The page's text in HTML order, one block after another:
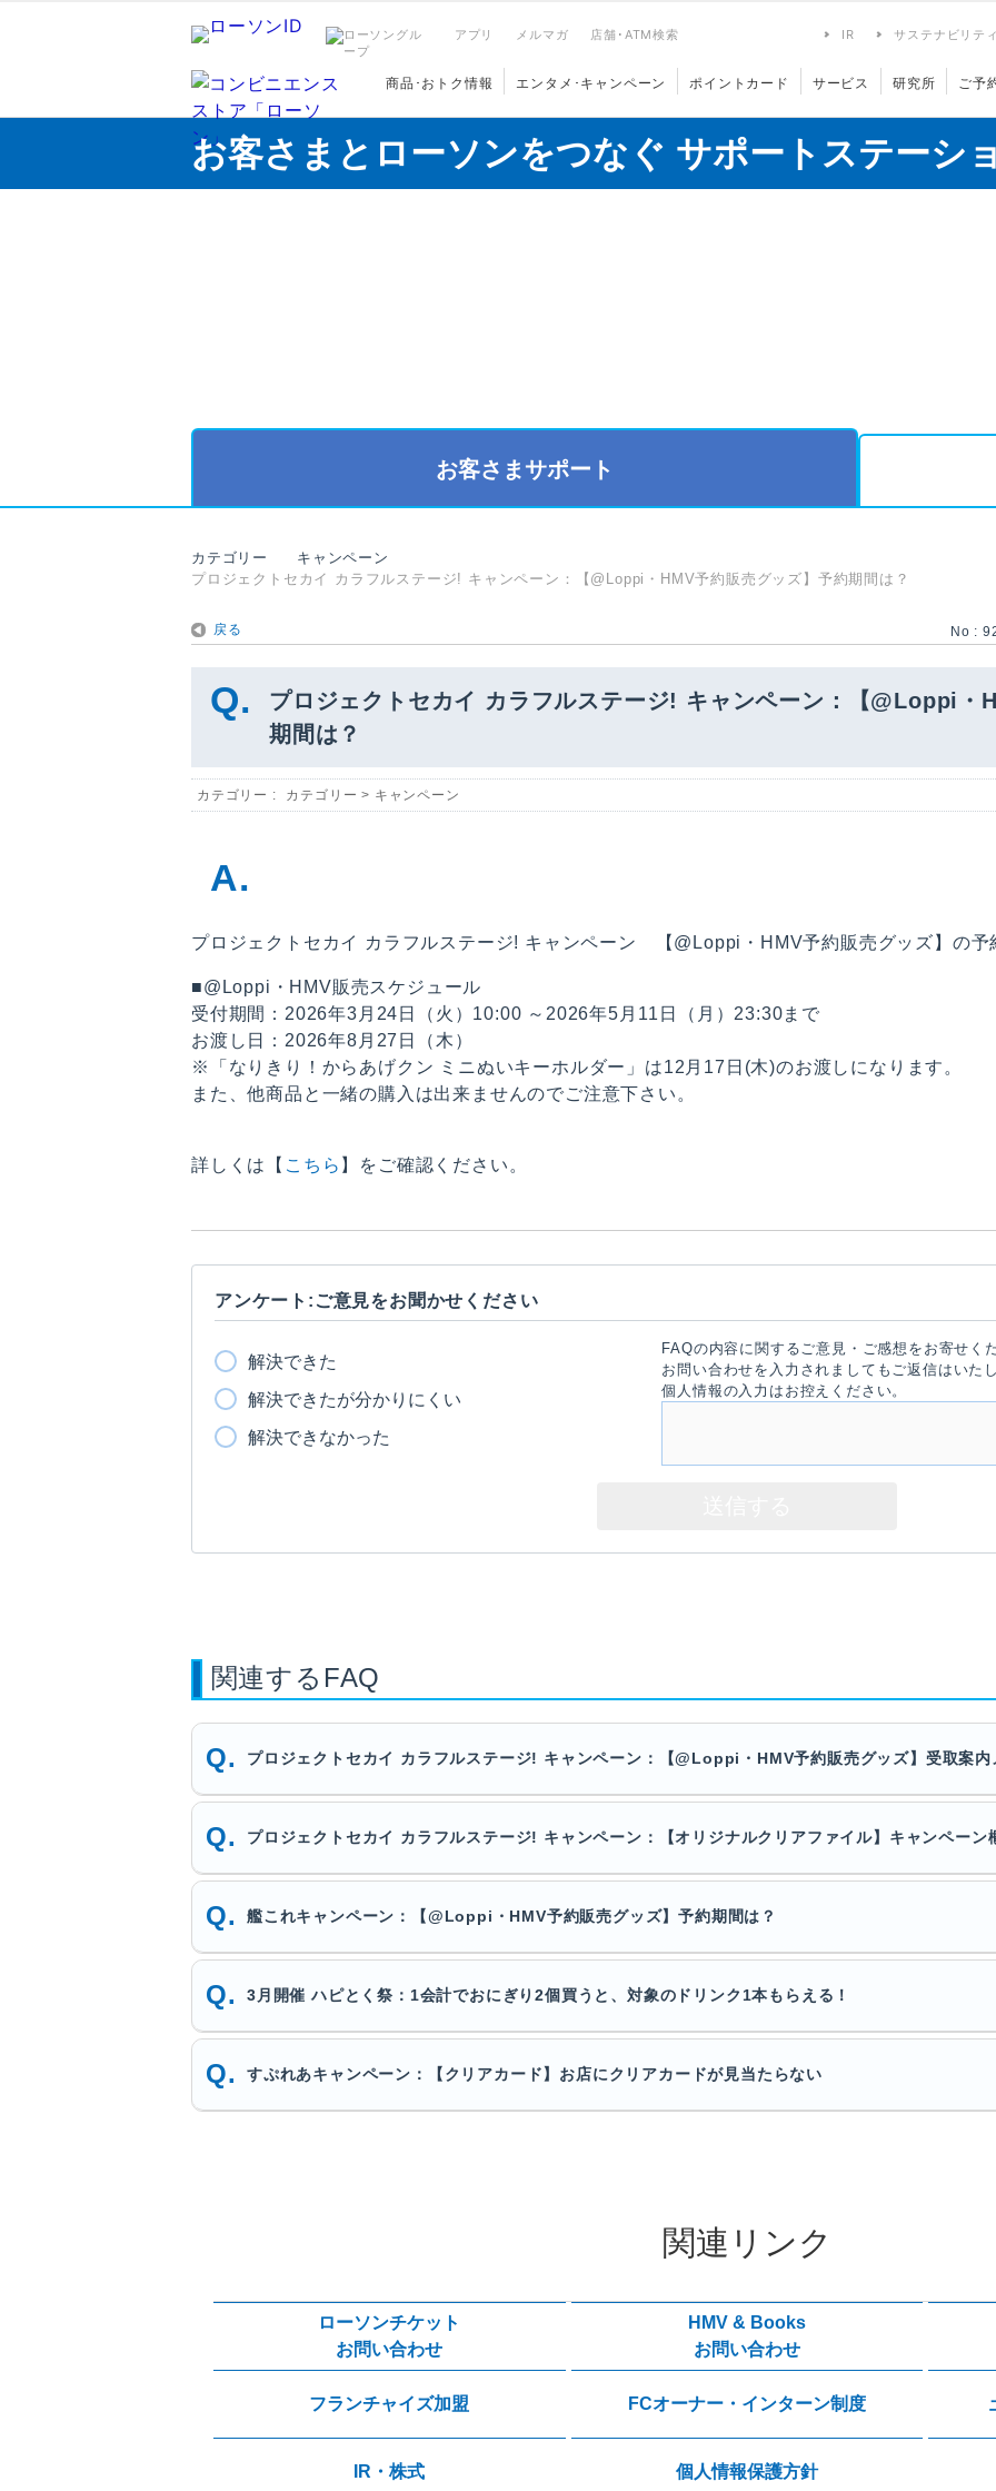
アプリ メルマガ 店舗･ATM検索 IR サステナビリティ
商品･おトク情報 エンタメ･キャンペーン ポイントカード サービス 研究所 ご予
お客さまとローソンをつなぐ サポートステーシ
お客さまサポート
カテゴリー
キャンペーン
プロジェクトセカイ カラフルステージ! キャンペーン：【@Loppi・HMV予約販売グッズ】予約期間は？
戻る No :
プロジェクトセカイ カラフルステージ! キャンペーン：【@Loppi・
期間は？
カテゴリー : カテゴリー > キャンペーン
プロジェクトセカイ カラフルステージ! キャンペーン 【@Loppi・HMV予約販売グッズ】の予
■@Loppi・HMV販売スケジュール
受付期間：2026年3月24日（火）10:00 ～2026年5月11日（月）23:30まで
お渡し日：2026年8月27日（木）
※「なりきり！からあげクン ミニぬいキーホルダー」は12月17日(木)のお渡しになります。
また、他商品と一緒の購入は出来ませんのでご注意下さい。
詳しくは【 こちら 】をご確認ください。
アンケート:ご意見をお聞かせください
解決できた
解決できたが分かりにくい
解決できなかった
FAQの内容に関するご意見・ご感想をお寄せく
お問い合わせを入力されましてもご返信はいた
個人情報の入力はお控えください。
関連するFAQ
プロジェクトセカイ カラフルステージ! キャンペーン：【@Loppi・HMV予約販売グッズ】受取案内
プロジェクトセカイ カラフルステージ! キャンペーン：【オリジナルクリアファイル】キャンペーン
艦これキャンペーン：【@Loppi・HMV予約販売グッズ】予約期間は？
3月開催 ハピとく祭：1会計でおにぎり2個買うと、対象のドリンク1本もらえる！
すぷれあキャンペーン：【クリアカード】お店にクリアカードが見当たらない
関連リンク
ローソンチケット
お問い合わせ
HMV & Books
お問い合わせ
フランチャイズ加盟 FCオーナー・インターン制度
IR・株式 個人情報保護方針